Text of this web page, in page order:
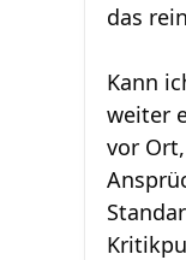
das
Kann
weiter
vor